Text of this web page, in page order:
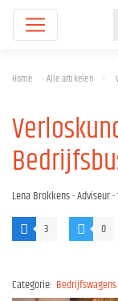
Home -Alle artikelen -
Lena Brokkens- Adviseur -
3
0
Categorie: Bedrijfswagens